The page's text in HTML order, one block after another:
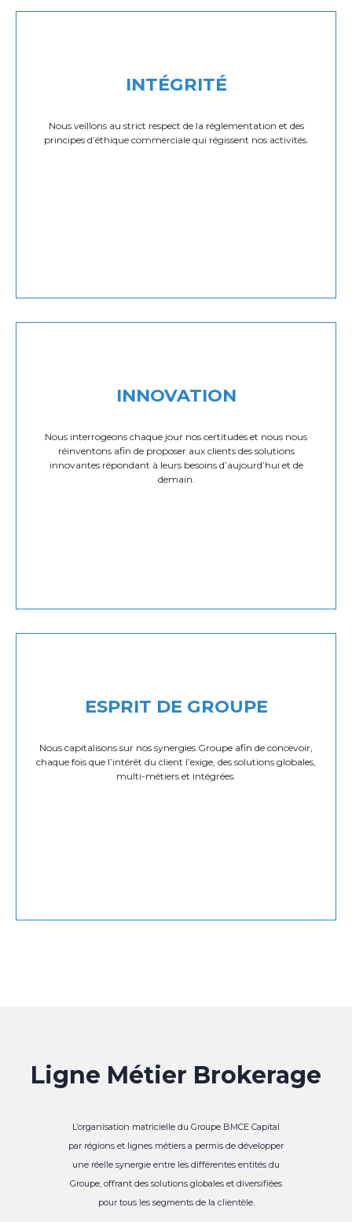
INTÉGRITÉ
Nous veillons au strict respect de la réglementation et des
principes d’éthique commerciale qui régissent nos activités.
INNOVATION
Nous interrogeons chaque jour nos certitudes et nous nous
réinventons afin de proposer aux clients des solutions
innovantes répondant à leurs besoins d’aujourd’hui et de
demain.
ESPRIT DE GROUPE
Nous capitalisons sur nos synergies Groupe afin de concevoir,
chaque fois que l’intérêt du client l’exige, des solutions globales,
multi-métiers et intégrées.
Ligne Métier Brokerage
L’organisation matricielle du Groupe BMCE Capital
par régions et lignes métiers a permis de développer
une réelle synergie entre les différentes entités du
Groupe, offrant des solutions globales et diversifiées
pour tous les segments de la clientèle.